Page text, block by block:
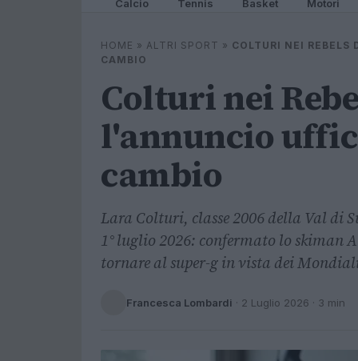
Calcio Tennis Basket Motori
HOME » ALTRI SPORT » COLTURI NEI REBELS
CAMBIO
Colturi nei
l'annuncio
cambio
Lara Colturi, classe 2006 della Val di
1° luglio 2026: confermato lo skiman
tornare al super-g in vista dei
Francesca Lombardi · 2 Luglio 2026 · 3 min